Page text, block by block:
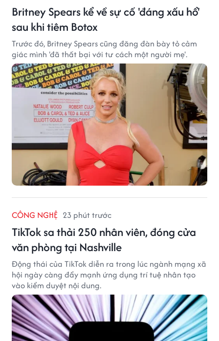
Britney Spears kể về sự cố 'đáng xấu hổ'
sau khi tiêm Botox
Trước đó, Britney Spears cũng đăng đàn bày tỏ cảm
giác mình 'đã thất bại với tư cách một người mẹ'.
CÔNG NGHỆ 23 phút trước
TikTok sa thải 250 nhân viên, đóng cửa
văn phòng tại Nashville
Động thái của TikTok diễn ra trong lúc ngành mạng xã
hội ngày càng đẩy mạnh ứng dụng trí tuệ nhân tạo
vào kiểm duyệt nội dung.